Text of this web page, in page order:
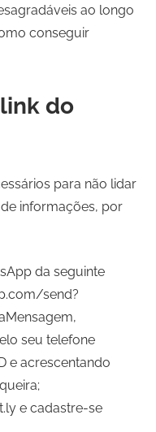
ao longo
conseguir
do
para não lidar
informações, por
da seguinte
send?
seu telefone
e acrescentando
e cadastre-se